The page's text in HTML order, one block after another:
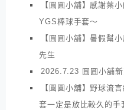
【圓圓小舖】感謝葉
YGS棒球手套～
【圓圓小舖】暑假幫
先生
2026.7.23 圓圓小舖
【圓圓小舖】野球流
套一定是放比較久的手